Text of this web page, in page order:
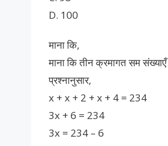
D. 100
माना कि,
माना कि तीन क्रमागत सम
प्रश्नानुसार,
x + x + 2 + x + 4 = 234
3x + 6 = 234
3x = 234 – 6